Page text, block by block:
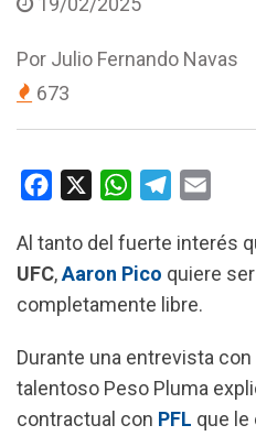
Por Julio Fernando Navas
673
c
e
b
o
k
W
a
t
s
p
p
e
g
a
m
a
i
Al tanto del fuerte interés
UFC,Aaron Pico quiere
completamente libre.
Durante una entrevista con
talentoso Peso Pluma
contractual con PFL que le